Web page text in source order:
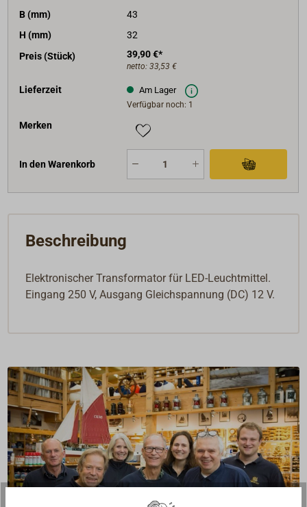
B (mm)
43
H (mm)
32
Preis (Stück)
39,90 €*
netto: 33,53 €
Lieferzeit Am Lager
Verfügbar noch: 1
Merken
In den Warenkorb
Beschreibung
Elektronischer Transformator für LED-Leuchtmittel.
Eingang 250 V, Ausgang Gleichspannung (DC) 12 V.